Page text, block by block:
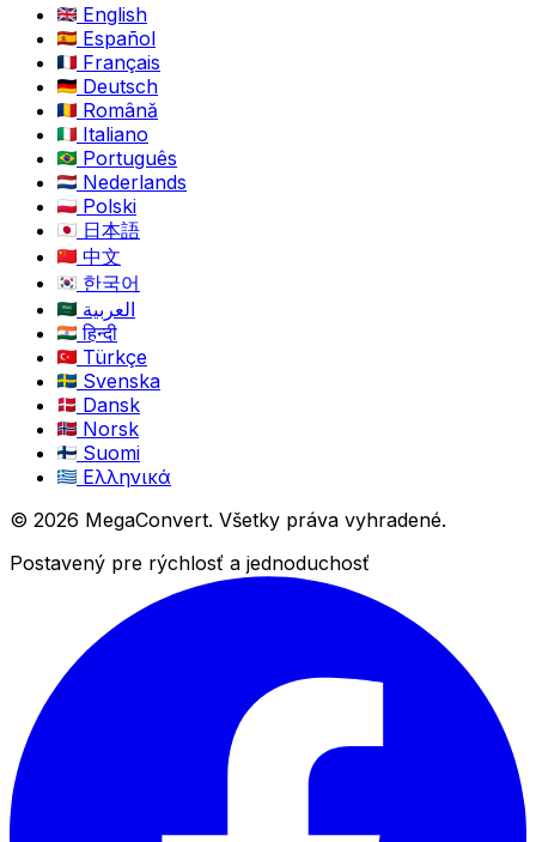
English
Español
Français
Deutsch
Română
Italiano
Português
Nederlands
Polski
日本語
中文
한국어
العربية
हिन्दी
Türkçe
Svenska
Dansk
Norsk
Suomi
Ελληνικά
© 2026 MegaConvert. Všetky práva vyhradené.
Postavený pre rýchlosť a jednoduchosť